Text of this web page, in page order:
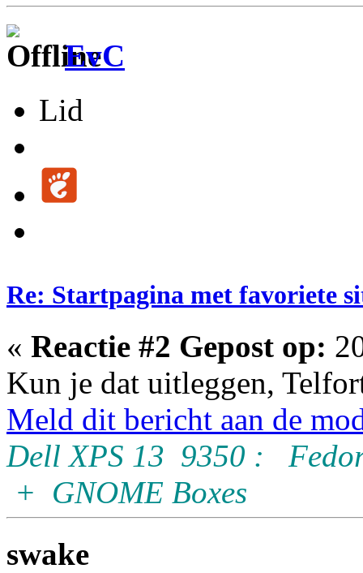
EvC
Lid
Re: Startpagina met favoriete
« Reactie #2 Gepost op:
Kun je dat uitleggen,
Meld dit bericht aan de
Dell XPS 13 9350 :
+ GNOME Boxes
swake